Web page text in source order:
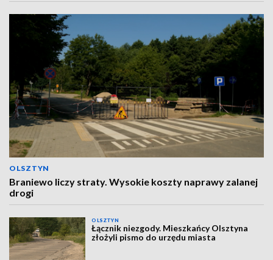
OLSZTYN
Braniewo liczy straty. Wysokie koszty naprawy zalanej
drogi
OLSZTYN
Łącznik niezgody. Mieszkańcy Olsztyna
złożyli pismo do urzędu miasta